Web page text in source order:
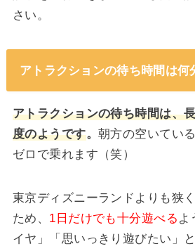
さい。
アトラクションの待ち時間は何
アトラクションの待ち時間は、
度のようです。 朝方の空いてい
ゼロで乗れます（笑）
東京ディズニーランドよりも狭
ため、 1日だけでも十分遊べる よ
イヤ」「思いっきり遊びたい」